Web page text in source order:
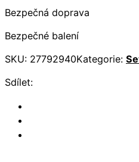
Bezpečná doprava
Bezpečné balení
SKU: 27792940Kategorie:
Sdílet: